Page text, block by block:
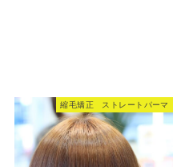
縮毛矯正 ストレートパーマ